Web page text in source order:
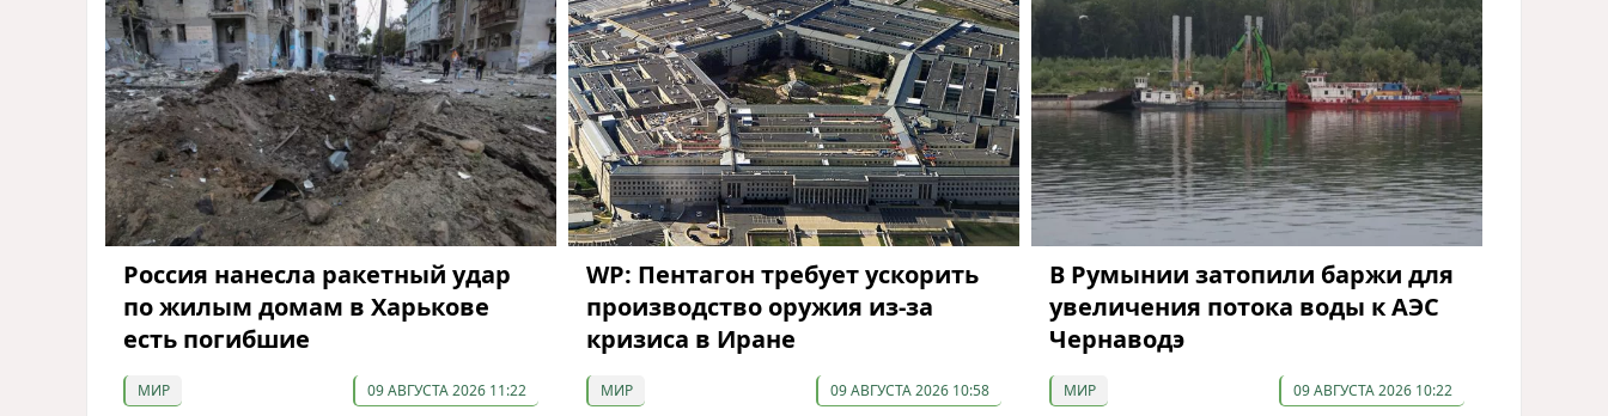
Россия нанесла ракетный удар
по жилым домам в Харькове
есть погибшие
МИР 09 АВГУСТА 2026 11:22
WP: Пентагон требует ускорить
производство оружия из-за
кризиса в Иране
МИР 09 АВГУСТА 2026 10:58
В Румынии затопили баржи для
увеличения потока воды к АЭС
Чернаводэ
МИР 09 АВГУСТА 2026 10:22